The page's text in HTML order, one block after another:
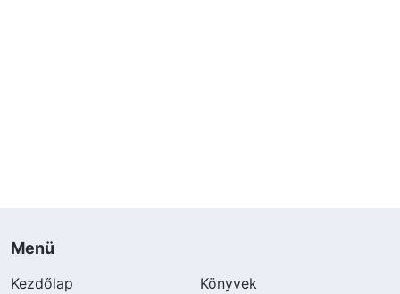
Menü
Kezdőlap
Könyvek